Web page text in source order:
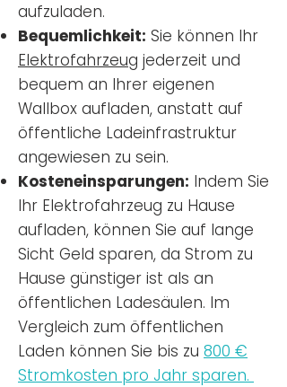
aufzuladen.
Bequemlichkeit: Sie können Ihr
Elektrofahrzeug jederzeit und
bequem an Ihrer eigenen
Wallbox aufladen, anstatt auf
öffentliche Ladeinfrastruktur
angewiesen zu sein.
Kosteneinsparungen: Indem Sie
Ihr Elektrofahrzeug zu Hause
aufladen, können Sie auf lange
Sicht Geld sparen, da Strom zu
Hause günstiger ist als an
öffentlichen Ladesäulen. Im
Vergleich zum öffentlichen
Laden können Sie bis zu 800 €
Stromkosten pro Jahr sparen.